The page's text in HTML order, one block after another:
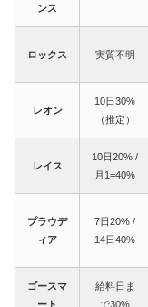
ンス
ロックス 実質不明
レオン
10日30%
（推定）
レイス
10日20% /
月1=40%
プラウデ
ィア
7日20% /
14日40%
ゴースマ
ート
給料日ま
で30%